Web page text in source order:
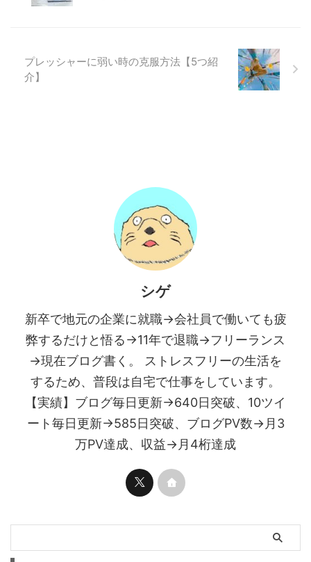
プレッシャーに弱い時の克服方法【5つ紹
介】
シゲ
新卒で地元の企業に就職→会社員で働いても疲
弊するだけと悟る→11年で退職→フリーランス
→現在ブログ書く。 ストレスフリーの生活を
するため、普段は自宅で仕事をしています。
【実績】ブログ毎日更新→640日突破、10ツイ
ート毎日更新→585日突破、ブログPV数→月3
万PV達成、収益→月4桁達成